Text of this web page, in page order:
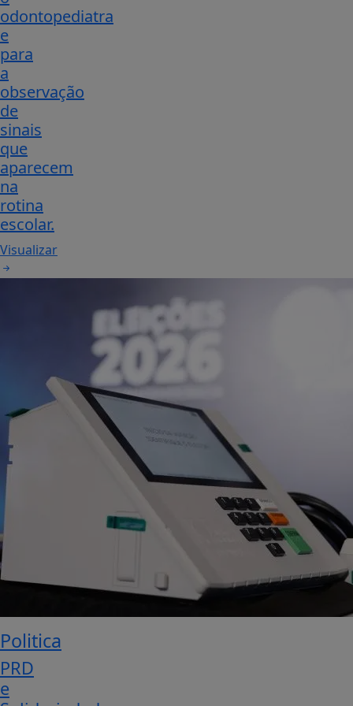
odontopediatra
e
para
a
observação
de
sinais
que
aparecem
na
rotina
escolar.
Visualizar
Politica
PRD
e